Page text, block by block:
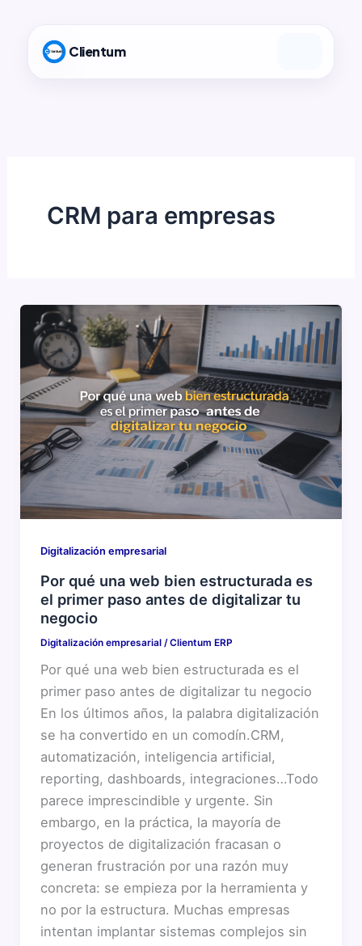
contenido Clientum
CRM para empresas
Digitalización empresarial
Por qué una web bien estructurada es
el primer paso antes de digitalizar tu
negocio
Digitalización empresarial/Clientum ERP
Por qué una web bien estructurada es el
primer paso antes de digitalizar tu negocio
En los últimos años, la palabra digitalización
se ha convertido en un comodín.CRM,
automatización, inteligencia artificial,
reporting, dashboards, integraciones…Todo
parece imprescindible y urgente. Sin
embargo, en la práctica, la mayoría de
proyectos de digitalización fracasan o
generan frustración por una razón muy
concreta: se empieza por la herramienta y
no por la estructura. Muchas empresas
intentan implantar sistemas complejos sin